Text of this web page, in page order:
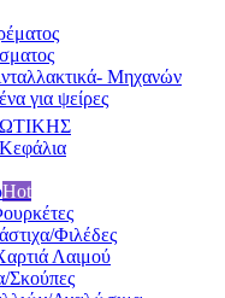
Μηχανών
για ψείρες
Hot
Φιλέδες
Λαιμού
Σκούπες